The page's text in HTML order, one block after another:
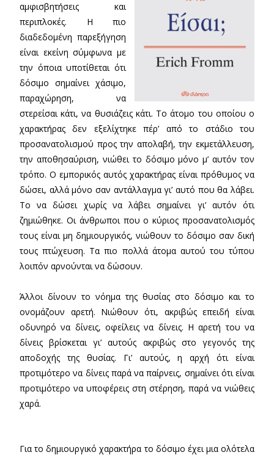
αμφισβητήσεις και
περιπλοκές. Η πιο
διαδεδομένη παρεξήγηση
είναι εκείνη σύμφωνα με
την όποια υποτίθεται ότι
δόσιμο σημαίνει χάσιμο,
παραχώρηση, να
στερείσαι κάτι, να θυσιάζεις κάτι. Το άτομο του οποίου ο
χαρακτήρας δεν εξελίχτηκε πέρ’ από το στάδιο του
προσανατολισμού προς την απολαβή, την εκμετάλλευση,
την αποθησαύριση, νιώθει το δόσιμο μόνο μ’ αυτόν τον
τρόπο. Ο εμπορικός αυτός χαρακτήρας είναι πρόθυμος να
δώσει, αλλά μόνο σαν αντάλλαγμα γι’ αυτό που θα λάβει.
Το να δώσει χωρίς να λάβει σημαίνει γι’ αυτόν ότι
ζημιώθηκε. Οι άνθρωποι που ο κύριος προσανατολισμός
τους είναι μη δημιουργικός, νιώθουν το δόσιμο σαν δική
τους πτώχευση. Τα πιο πολλά άτομα αυτού του τύπου
λοιπόν αρνούνται να δώσουν.
Άλλοι δίνουν το νόημα της θυσίας στο δόσιμο και το
ονομάζουν αρετή. Νιώθουν ότι, ακριβώς επειδή είναι
οδυνηρό να δίνεις, οφείλεις να δίνεις. Η αρετή του να
δίνεις βρίσκεται γι’ αυτούς ακριβώς στο γεγονός της
αποδοχής της θυσίας. Γι’ αυτούς, η αρχή ότι είναι
προτιμότερο να δίνεις παρά να παίρνεις, σημαίνει ότι είναι
προτιμότερο να υποφέρεις στη στέρηση, παρά να νιώθεις
χαρά.
Για το δημιουργικό χαρακτήρα το δόσιμο έχει μια ολότελα